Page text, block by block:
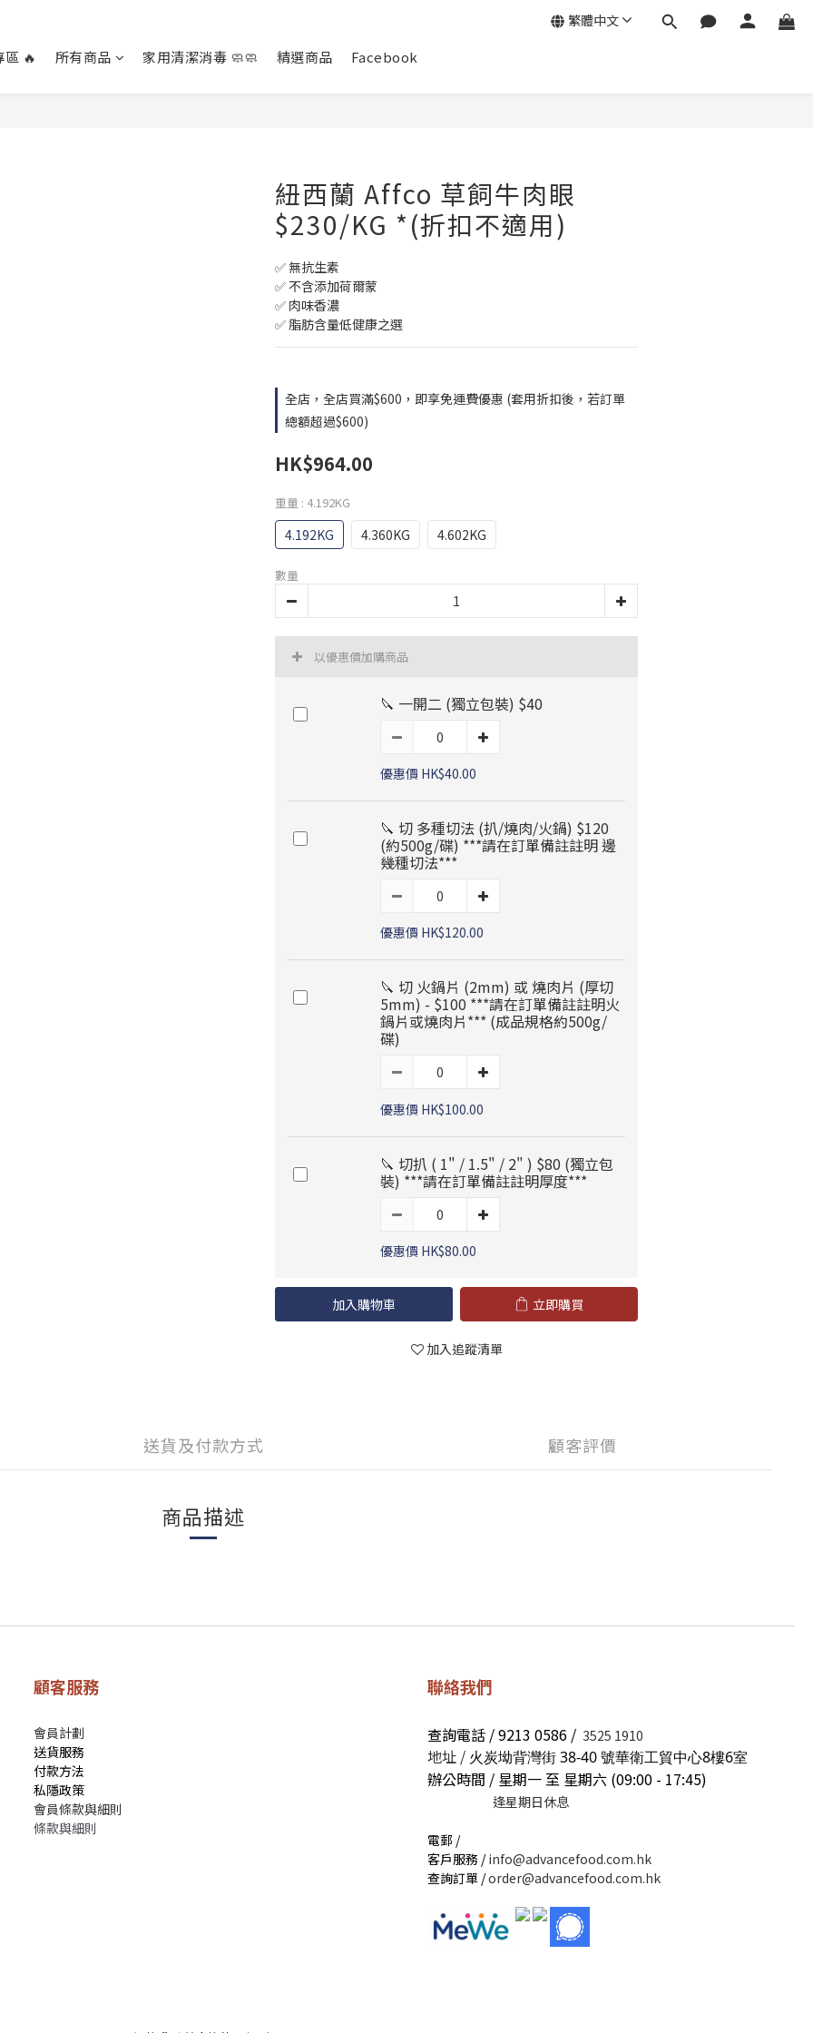
區 🔥 所有商品 家用清潔消毒 🧼🧼 精選商品 Facebook
繁體中文
紐西蘭 Affco 草飼牛肉眼
$230/KG *(折扣不適用)
✅ 無抗生素
✅ 不含添加荷爾蒙
✅ 肉味香濃
✅ 脂肪含量低健康之選
全店，全店買滿$600，即享免運費優惠 (套用折扣後，若訂單
總額超過$600)
HK$964.00
重量 : 4.192KG
4.192KG 4.360KG 4.602KG
數量
以優惠價加購商品
🔪 一開二 (獨立包裝) $40
優惠價 HK$40.00
🔪 切 多種切法 (扒/燒肉/火鍋) $120
(約500g/碟) ***請在訂單備註註明 邊
幾種切法***
優惠價 HK$120.00
🔪 切 火鍋片 (2mm) 或 燒肉片 (厚切
5mm) - $100 ***請在訂單備註註明火
鍋片或燒肉片*** (成品規格約500g/
碟)
優惠價 HK$100.00
🔪 切扒 ( 1" / 1.5" / 2" ) $80 (獨立包
裝) ***請在訂單備註註明厚度***
優惠價 HK$80.00
加入購物車 立即購買
加入追蹤清單
送貨及付款方式 顧客評價
商品描述
顧客服務
會員計劃
送貨服務
付款方法
私隱政策
會員條款與細則
條款與細則
聯絡我們
查詢電話 / 9213 0586 / 3525 1910
地址 / 火炭坳背灣街 38-40 號華衛工貿中心8樓6室
辦公時間 / 星期一 至 星期六 (09:00 - 17:45)
逢星期日休息
電郵 /
客戶服務 /info@advancefood.com.hk
查詢訂單 /order@advancefood.com.hk